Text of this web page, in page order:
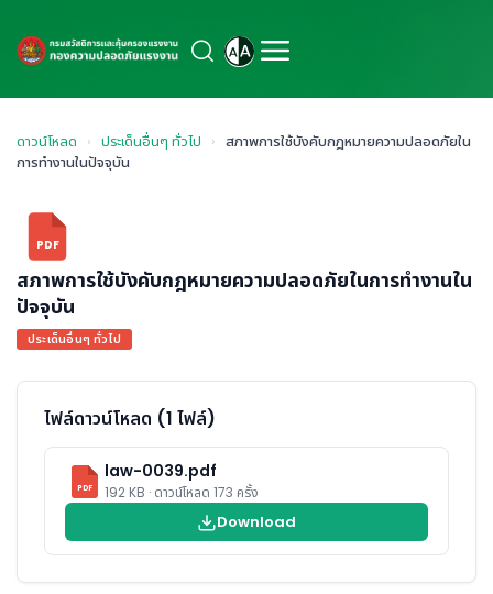
ดาวน์โหลด › ประเด็นอื่นๆ ทั่วไป › สภาพการใช้บังคับกฎหมายความปลอดภัยใน
การทำงานในปัจจุบัน
PDF
สภาพการใช้บังคับกฎหมายความปลอดภัยในการทำงานใน
ปัจจุบัน
ประเด็นอื่นๆ ทั่วไป
ไฟล์ดาวน์โหลด (1 ไฟล์)
PDF
law-0039.pdf
192 KB · ดาวน์โหลด 173 ครั้ง
Download